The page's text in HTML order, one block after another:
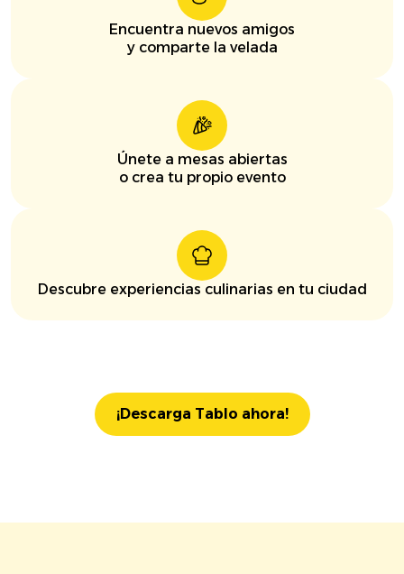
Encuentra nuevos amigos
y comparte la velada
Únete a mesas abiertas
o crea tu propio evento
Descubre experiencias culinarias en tu ciudad
¡Descarga Tablo ahora!